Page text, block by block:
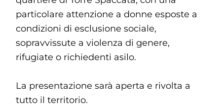
particolare attenzione a donne esposte a
condizioni di esclusione sociale,
sopravvissute a violenza di genere,
rifugiate o richiedenti asilo.
La presentazione sarà aperta e rivolta a
tutto il territorio.